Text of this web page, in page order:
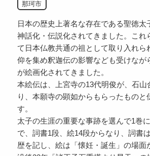
那珂市
日本の歴史上著名な存在である聖徳太
神話化・伝説化されてきました。これ
て日本仏教共通の祖として取り入れら
仰を集め釈迦伝の影響なども受けなが
が絵画化されてきました。
本絵伝は、上宮寺の13代明俊が、石山
り、本願寺の顕如からもらったものと
す。
太子の生涯の重要な事跡を選んで1巻
で、詞書1段、絵14段からなり、詞書
歴を記し、絵は「懐妊・誕生」の場面